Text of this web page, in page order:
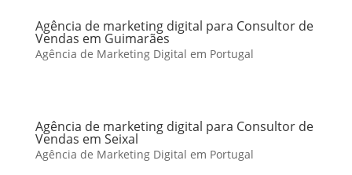
Agência de marketing digital para Consultor de
Vendas em Guimarães
Agência de Marketing Digital em Portugal
Agência de marketing digital para Consultor de
Vendas em Seixal
Agência de Marketing Digital em Portugal